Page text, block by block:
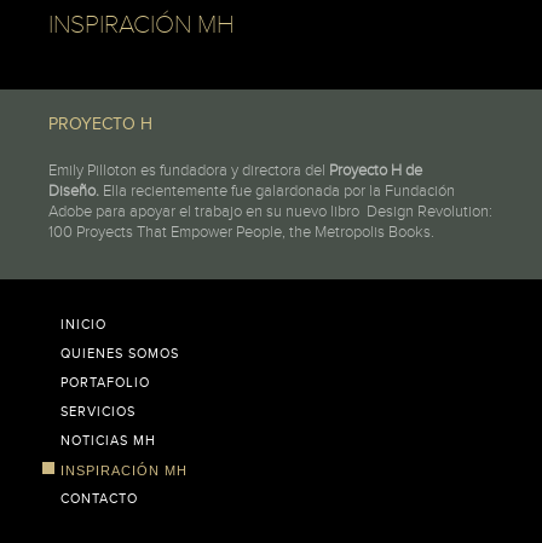
INSPIRACIÓN MH
PROYECTO H
Emily Pilloton es fundadora y directora del Proyecto H de
Diseño. Ella recientemente fue galardonada por la Fundación
Adobe para apoyar el trabajo en su nuevo libro Design Revolution:
100 Proyects That Empower People, the Metropolis Books.
INICIO
QUIENES SOMOS
PORTAFOLIO
SERVICIOS
NOTICIAS MH
INSPIRACIÓN MH
CONTACTO